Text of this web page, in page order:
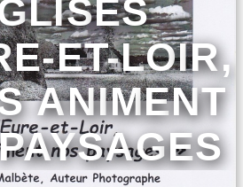
ET-LOIR,
ANIMENT